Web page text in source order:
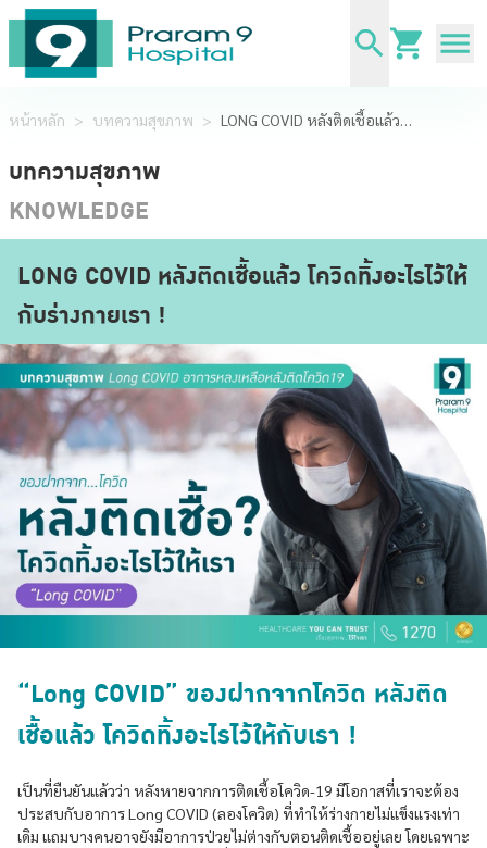
หน้าหลัก > บทความสุขภาพ > LONG COVID หลังติดเชื้อแล้ว โควิดทิ้งอะไรไว้ให้กับร่างกายเรา !
บทความสุขภาพ
KNOWLEDGE
LONG COVID หลังติดเชื้อแล้ว โควิดทิ้งอะไรไว้ให้
กับร่างกายเรา !
“Long COVID” ของฝากจากโควิด หลังติด
เชื้อแล้ว โควิดทิ้งอะไรไว้ให้กับเรา !
เป็นที่ยืนยันแล้วว่า หลังหายจากการติดเชื้อโควิด-19 มีโอกาสที่เราจะต้อง
ประสบกับอาการ Long COVID (ลองโควิด) ที่ทำให้ร่างกายไม่แข็งแรงเท่า
เดิม แถมบางคนอาจยังมีอาการป่วยไม่ต่างกับตอนติดเชื้ออยู่เลย โดยเฉพาะ